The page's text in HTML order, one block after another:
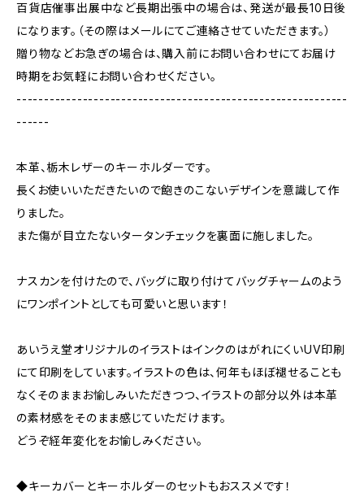
百貨店催事出展中など長期出張中の場合は、発送が最長10日後
になります。（その際はメールにてご連絡させていただきます。）
贈り物などお急ぎの場合は、購入前にお問い合わせにてお届け
時期をお気軽にお問い合わせください。
------------------------------------------------------------
------
本革、栃木レザーのキーホルダーです。
長くお使いいただきたいので飽きのこないデザインを意識して作
りました。
また傷が目立たないタータンチェックを裏面に施しました。
ナスカンを付けたので、バッグに取り付けてバッグチャームのよう
にワンポイントとしても可愛いと思います！
あいうえ堂オリジナルのイラストはインクのはがれにくいUV印刷
にて印刷をしています。イラストの色は、何年もほぼ褪せることも
なくそのままお愉しみいただきつつ、イラストの部分以外は本革
の素材感をそのまま感じていただけます。
どうぞ経年変化をお愉しみください。
◆キーカバーとキーホルダーのセットもおススメです！